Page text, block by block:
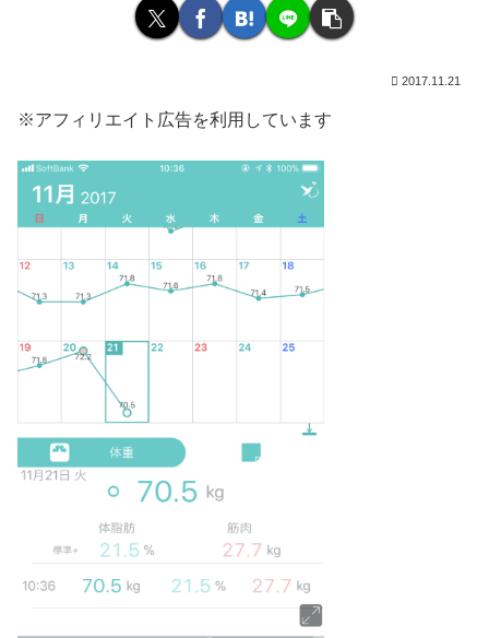
2017.11.21
※アフィリエイト広告を利用しています